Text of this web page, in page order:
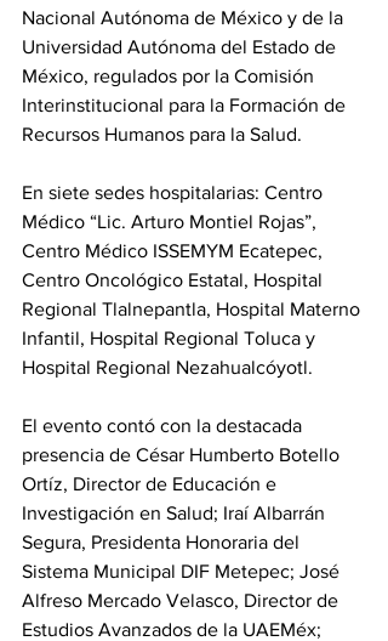
Nacional Autónoma de México y de la
Universidad Autónoma del Estado de
México, regulados por la Comisión
Interinstitucional para la Formación de
Recursos Humanos para la Salud.
En siete sedes hospitalarias: Centro
Médico “Lic. Arturo Montiel Rojas”,
Centro Médico ISSEMYM Ecatepec,
Centro Oncológico Estatal, Hospital
Regional Tlalnepantla, Hospital Materno
Infantil, Hospital Regional Toluca y
Hospital Regional Nezahualcóyotl.
El evento contó con la destacada
presencia de César Humberto Botello
Ortíz, Director de Educación e
Investigación en Salud; Iraí Albarrán
Segura, Presidenta Honoraria del
Sistema Municipal DIF Metepec; José
Alfreso Mercado Velasco, Director de
Estudios Avanzados de la UAEMéx;